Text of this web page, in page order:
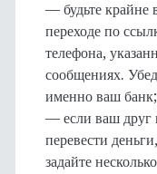
— будьте крайне
переходе по
телефона,
сообщениях.
именно ваш банк;
— если ваш друг
перевести
задайте